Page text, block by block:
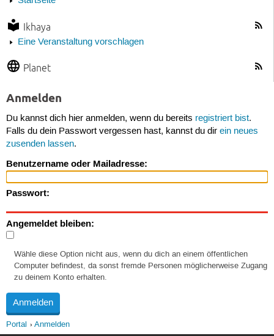
Ikhaya
Eine Veranstaltung vorschlagen
Planet
Anmelden
Du kannst dich hier anmelden, wenn du bereits registriert bist.
Falls du dein Passwort vergessen hast, kannst du dir ein neues
zusenden lassen.
Benutzername oder Mailadresse:
Passwort:
Angemeldet bleiben:
Wähle diese Option nicht aus, wenn du dich an einem öffentlichen
Computer befindest, da sonst fremde Personen möglicherweise Zugang
zu deinem Konto erhalten.
Portal Anmelden